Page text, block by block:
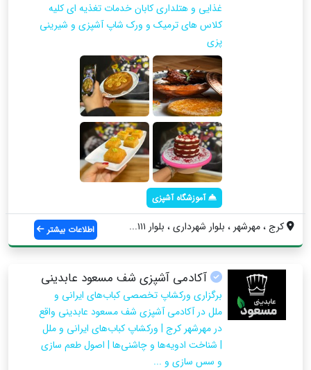
غذایی و هتلداری کابان خدمات تغذیه ای کلیه
کلاس های ترمیک و ورک شاپ آشپزی و شیرینی
پزی
آموزشگاه آشپزی
کرج ، مهرشهر ، بلوار شهرداری ، بلوار ۱۱۱... اطلاعات بیشتر
آکادمی آشپزی شف مسعود عابدینی
برگزاری ورکشاپ تخصصی کباب‌های ایرانی و
ملل در آکادمی آشپزی شف مسعود عابدینی واقع
در مهرشهر کرج | ورکشاپ کباب‌های ایرانی و ملل
| شناخت ادویه‌ها و چاشنی‌ها | اصول طعم سازی
و سس سازی و ...